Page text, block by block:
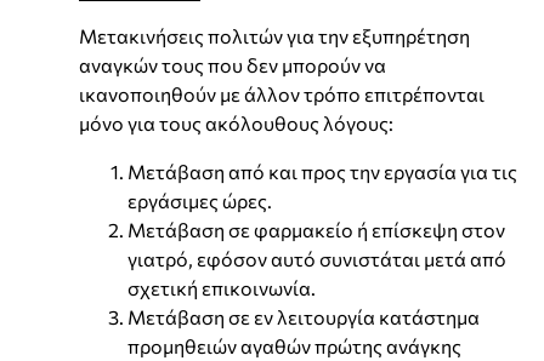
Μετακινήσεις πολιτών για την εξυπηρέτηση
αναγκών τους που δεν μπορούν να
ικανοποιηθούν με άλλον τρόπο επιτρέπονται
μόνο για τους ακόλουθους λόγους:
Μετάβαση από και προς την εργασία για τις
εργάσιμες ώρες.
Μετάβαση σε φαρμακείο ή επίσκεψη στον
γιατρό, εφόσον αυτό συνιστάται μετά από
σχετική επικοινωνία.
Μετάβαση σε εν λειτουργία κατάστημα
προμηθειών αγαθών πρώτης ανάγκης